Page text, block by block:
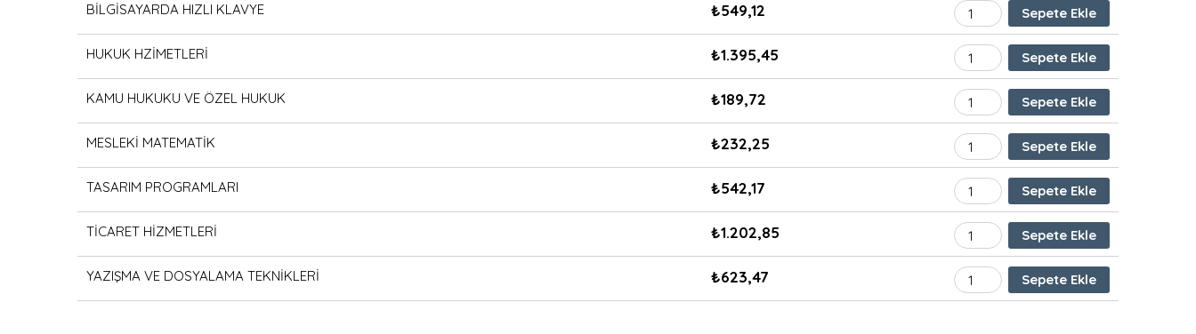
BİLGİSAYARDA HIZLI KLAVYE ₺549,12 BİLGİSAYARDA HIZLI KLAVYE adet
Sepete Ekle
HUKUK HZİMETLERİ ₺1.395,45 HUKUK HZİMETLERİ adet
Sepete Ekle
KAMU HUKUKU VE ÖZEL HUKUK ₺189,72 KAMU HUKUKU VE ÖZEL HUKUK adet
Sepete Ekle
MESLEKİ MATEMATİK ₺232,25 MESLEKİ MATEMATİK adet
Sepete Ekle
TASARIM PROGRAMLARI ₺542,17 TASARIM PROGRAMLARI adet
Sepete Ekle
TİCARET HİZMETLERİ ₺1.202,85 TİCARET HİZMETLERİ adet
Sepete Ekle
YAZIŞMA VE DOSYALAMA TEKNİKLERİ ₺623,47 YAZIŞMA VE DOSYALAMA TEKNİKLERİ
Sepete Ekle